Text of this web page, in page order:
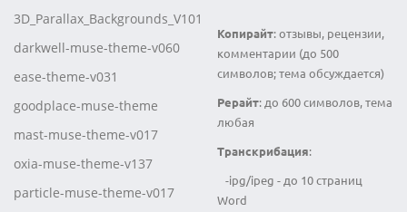
3D_Parallax_Backgrounds_V101
darkwell-muse-theme-v060
ease-theme-v031
goodplace-muse-theme
mast-muse-theme-v017
oxia-muse-theme-v137
particle-muse-theme-v017
Копирайт: отзывы, рецензии,
комментарии (до 500
символов; тема обсуждается)
Рерайт: до 600 символов, тема
любая
Транскрибация:
-ipg/ipeg - до 10 страниц
Word